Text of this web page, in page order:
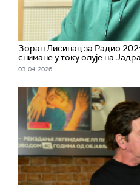
Зоран Лисинац за Радио
снимане у току олује на
03. 04. 2026.